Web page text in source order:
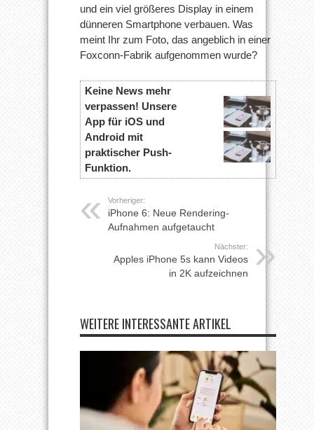
und ein viel größeres Display in einem
dünneren Smartphone verbauen. Was
meint Ihr zum Foto, das angeblich in einer
Foxconn-Fabrik aufgenommen wurde?
Keine News mehr
verpassen! Unsere
App für iOS und
Android mit
praktischer Push-
Funktion.
Vorheriger:
iPhone 6: Neue Rendering-
Aufnahmen aufgetaucht
Nächster:
Apples iPhone 5s kann Videos
in 2K aufzeichnen
WEITERE INTERESSANTE ARTIKEL